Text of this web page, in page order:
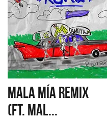
MALA MÍA REMIX
(FT. MAL...